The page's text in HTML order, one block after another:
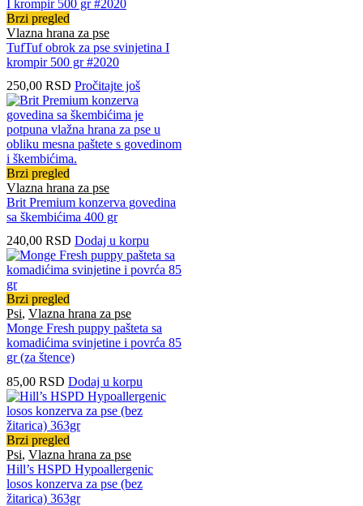
Brzi pregled
Vlazna hrana za pse
TufTuf obrok za pse svinjetina I
krompir 500 gr #2020
250,00 RSD Pročitajte još
Brzi pregled
Vlazna hrana za pse
Brit Premium konzerva govedina
sa škembićima 400 gr
240,00 RSD Dodaj u korpu
Brzi pregled
Psi, Vlazna hrana za pse
Monge Fresh puppy pašteta sa
komadićima svinjetine i povrća 85
gr (za štence)
85,00 RSD Dodaj u korpu
Brzi pregled
Psi, Vlazna hrana za pse
Hill’s HSPD Hypoallergenic
losos konzerva za pse (bez
žitarica) 363gr